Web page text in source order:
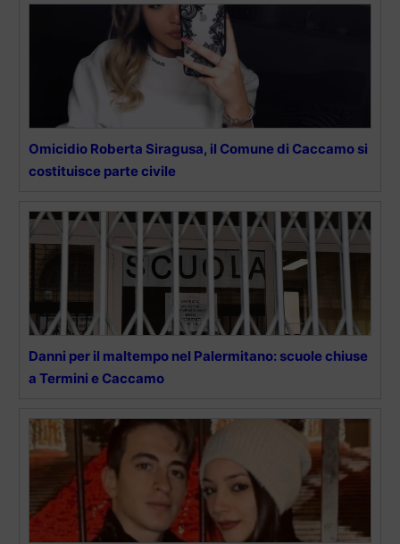
Omicidio Roberta Siragusa, il Comune di Caccamo si
costituisce parte civile
Danni per il maltempo nel Palermitano: scuole chiuse
a Termini e Caccamo